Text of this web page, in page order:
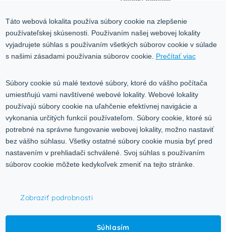
Služby
Kontakt
Ochrana osobných údajov
Blog
Kontakt
Volgogradská 9, 08001 Prešov
0917 353 303
predajna@inco-ag.sk
© 2015-2026,INCO - AG, s.r.o.
Táto webová lokalita používa súbory cookie na zlepšenie
používateľskej skúsenosti. Používaním našej webovej lokality
vyjadrujete súhlas s používaním všetkých súborov cookie v súlade
s našimi zásadami používania súborov cookie. Prečítať viac
Súbory cookie sú malé textové súbory, ktoré do vášho počítača
umiestňujú vami navštívené webové lokality. Webové lokality
používajú súbory cookie na uľahčenie efektívnej navigácie a
vykonania určitých funkcií používateľom. Súbory cookie, ktoré sú
potrebné na správne fungovanie webovej lokality, možno nastaviť
bez vášho súhlasu. Všetky ostatné súbory cookie musia byť pred
nastavením v prehliadači schválené. Svoj súhlas s používaním
súborov cookie môžete kedykoľvek zmeniť na tejto stránke.
Zobraziť podrobnosti
Súhlasím